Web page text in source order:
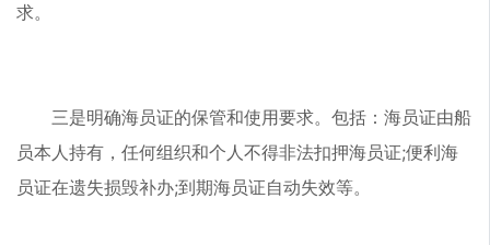
求。
三是明确海员证的保管和使用要求。包括：海员证由船
员本人持有，任何组织和个人不得非法扣押海员证;便利海
员证在遗失损毁补办;到期海员证自动失效等。